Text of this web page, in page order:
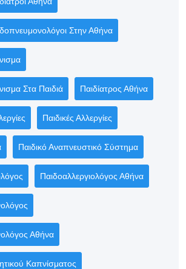
Στην Αθήνα
Στα Παιδιά Παιδίατρος Αθήνα
Παιδικές Αλλεργίες
Παιδικό Αναπνευστικό Σύστημα
Παιδοαλλεργιολόγος Αθήνα
Αθήνα
Καπνίσματος